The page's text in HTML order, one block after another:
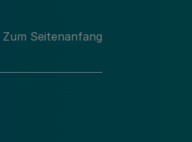
Zum Seitenanfang